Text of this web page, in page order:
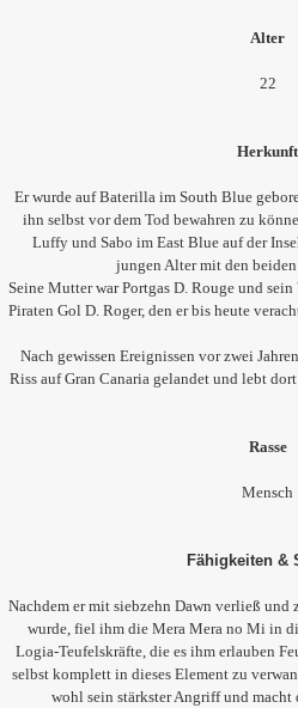
Alter
22
Herkunft
Er wurde auf Baterilla im South Blue
ihn selbst vor dem Tod bewahren zu
Luffy und Sabo im East Blue auf der
jungen Alter mit den
Seine Mutter war Portgas D. Rouge und
Piraten Gol D. Roger, den er bis heute
Nach gewissen Ereignissen vor zwei
Riss auf Gran Canaria gelandet und lebt
Rasse
Mensch
Fähigkeiten &
Nachdem er mit siebzehn Dawn verließ
wurde, fiel ihm die Mera Mera no Mi in
Logia-Teufelskräfte, die es ihm erlauben
selbst komplett in dieses Element zu
wohl sein stärkster Angriff und